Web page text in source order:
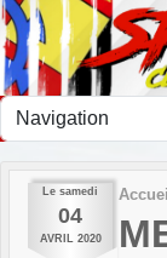
Le samedi
04
AVRIL 2020
Panneau de